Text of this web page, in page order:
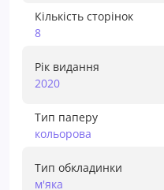
Кількість сторінок
8
Рік видання
2020
Тип паперу
кольорова
Тип обкладинки
м'яка